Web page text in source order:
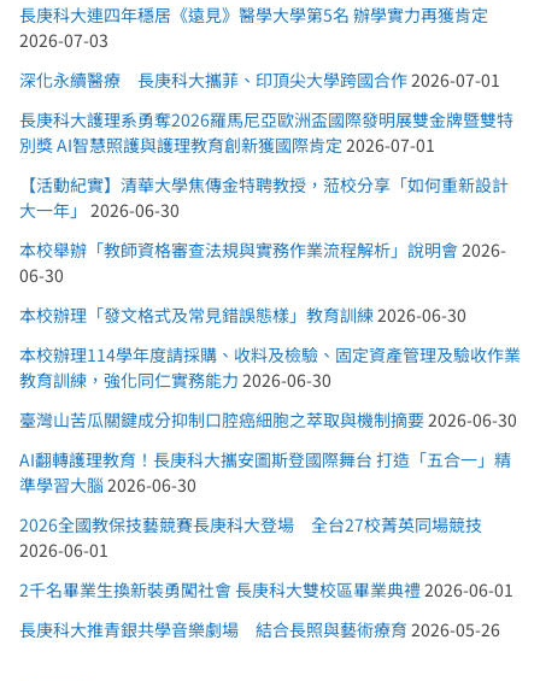
長庚科大連四年穩居《遠見》醫學大學第5名 辦學實力再獲肯定
2026-07-03
深化永續醫療 長庚科大攜菲、印頂尖大學跨國合作 2026-07-01
長庚科大護理系勇奪2026羅馬尼亞歐洲盃國際發明展雙金牌暨雙特
別獎 AI智慧照護與護理教育創新獲國際肯定 2026-07-01
【活動紀實】清華大學焦傳金特聘教授，蒞校分享「如何重新設計
大一年」
2026-06-30
本校舉辦「教師資格審查法規與實務作業流程解析」說明會 2026-
06-30
本校辦理「發文格式及常見錯誤態樣」教育訓練 2026-06-30
本校辦理114學年度請採購、收料及檢驗、固定資產管理及驗收作業
教育訓練，強化同仁實務能力 2026-06-30
臺灣山苦瓜關鍵成分抑制口腔癌細胞之萃取與機制摘要 2026-06-30
AI翻轉護理教育！長庚科大攜安圖斯登國際舞台 打造「五合一」精
準學習大腦 2026-06-30
2026全國教保技藝競賽長庚科大登場 全台27校菁英同場競技
2026-06-01
2千名畢業生換新裝勇闖社會 長庚科大雙校區畢業典禮 2026-06-01
長庚科大推青銀共學音樂劇場 結合長照與藝術療育 2026-05-26